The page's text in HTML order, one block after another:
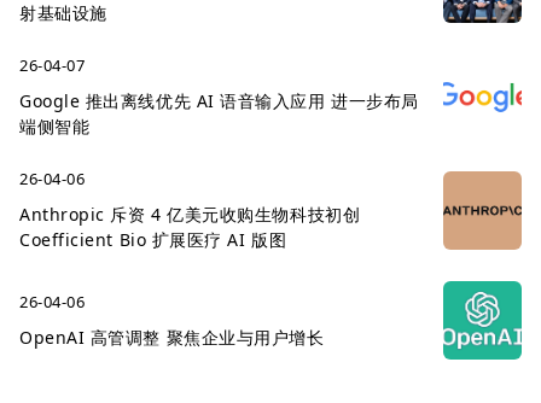
射基础设施
26-04-07
Google 推出离线优先 AI 语音输入应用 进一步布局
端侧智能
26-04-06
Anthropic 斥资 4 亿美元收购生物科技初创
Coefficient Bio 扩展医疗 AI 版图
26-04-06
OpenAI 高管调整 聚焦企业与用户增长